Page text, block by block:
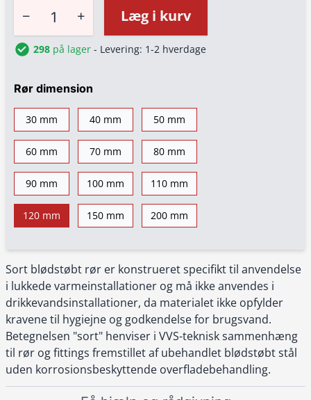
Sort blødstøbt rør er konstrueret specifikt til anvendelse
i lukkede varmeinstallationer og må ikke anvendes i
drikkevandsinstallationer, da materialet ikke opfylder
kravene til hygiejne og godkendelse for brugsvand.
Betegnelsen "sort" henviser i VVS-teknisk sammenhæng
til rør og fittings fremstillet af ubehandlet blødstøbt stål
uden korrosionsbeskyttende overfladebehandling.
− + Læg i kurv
298 på lager - Levering: 1-2 hverdage
Rør dimension
30 mm 40 mm 50 mm
60 mm 70 mm 80 mm
90 mm 100 mm 110 mm
120 mm 150 mm 200 mm